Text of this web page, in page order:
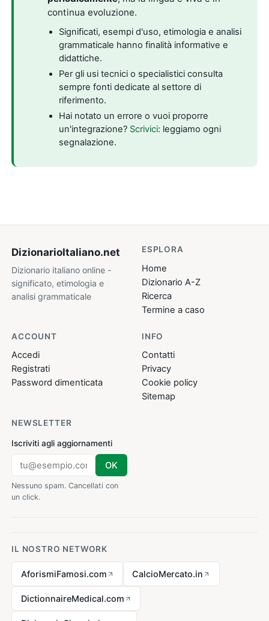
continua evoluzione.
Significati, esempi d'uso, etimologia e analisi
grammaticale hanno finalità informative e
didattiche.
Per gli usi tecnici o specialistici consulta
sempre fonti dedicate al settore di
riferimento.
Hai notato un errore o vuoi proporre
un'integrazione? Scrivici: leggiamo ogni
segnalazione.
DizionarioItaliano.net
Dizionario italiano online -
significato, etimologia e
analisi grammaticale
ESPLORA
Home
Dizionario A-Z
Ricerca
Termine a caso
ACCOUNT
Accedi
Registrati
Password dimenticata
INFO
Contatti
Privacy
Cookie policy
Sitemap
NEWSLETTER
Iscriviti agli aggiornamenti
OK
Nessuno spam. Cancellati con
un click.
IL NOSTRO NETWORK
AforismiFamosi.com CalcioMercato.in
DictionnaireMedical.com